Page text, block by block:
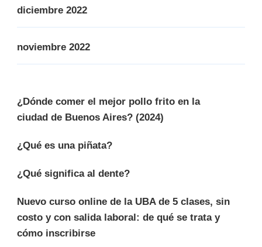
diciembre 2022
noviembre 2022
¿Dónde comer el mejor pollo frito en la
ciudad de Buenos Aires? (2024)
¿Qué es una piñata?
¿Qué significa al dente?
Nuevo curso online de la UBA de 5 clases, sin
costo y con salida laboral: de qué se trata y
cómo inscribirse